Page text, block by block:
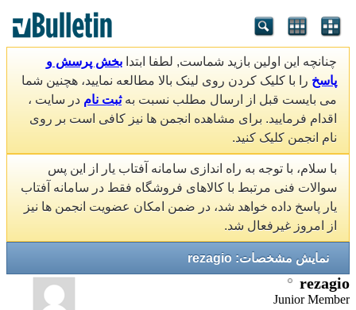
چنانچه این اولین بازید شماست, لطفا ابتدا بخش پرسش و
پاسخ را با کلیک کردن روی لینک بالا مطالعه نمایید، هچنین شما
می بایست قبل از ارسال مطلب نسبت بهثبت نام در سایت ،
اقدام فرمایید. برای مشاهده انجمن ها نیز کافی است بر روی
نام انجمن کلیک کنید.
با سلام، با توجه به راه اندازی سامانه آفتاب یار از این پس
سوالات فنی مرتبط با کالاهای فروشگاه فقط در سامانه آفتاب
یار پاسخ داده خواهد شد، در ضمن امکان عضویت انجمن ها نیز
از امروز غیرفعال شد.
نمایش مشخصات: rezagio
rezagio
Junior Member